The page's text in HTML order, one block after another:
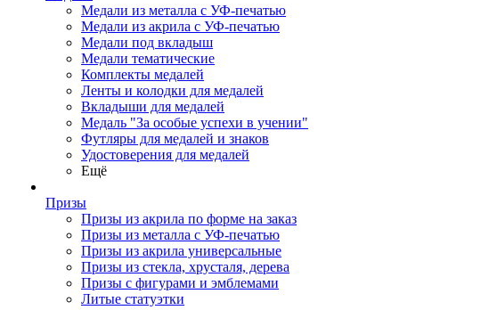
Медали из металла с УФ-печатью
Медали из акрила с УФ-печатью
Медали под вкладыш
Медали тематические
Комплекты медалей
Ленты и колодки для медалей
Вкладыши для медалей
Медаль "За особые успехи в учении"
Футляры для медалей и знаков
Удостоверения для медалей
Ещё
Призы
Призы из акрила по форме на заказ
Призы из металла с УФ-печатью
Призы из акрила универсальные
Призы из стекла, хрусталя, дерева
Призы с фигурами и эмблемами
Литые статуэтки